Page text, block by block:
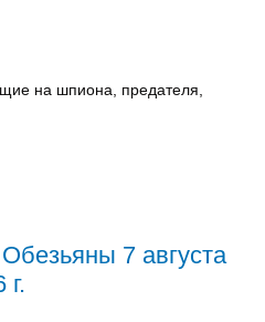
на шпиона, предателя,
7 августа
г.